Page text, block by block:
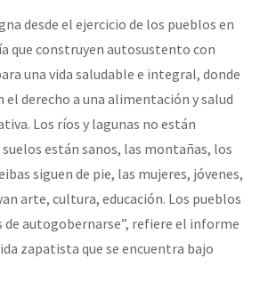
desde el ejercicio de los pueblos en
que construyen autosustento con
una vida saludable e integral, donde
el derecho a una alimentación y salud
Los ríos y lagunas no están
están sanos, las montañas, los
siguen de pie, las mujeres, jóvenes,
arte, cultura, educación. Los pueblos
de autogobernarse”, refiere el informe
zapatista que se encuentra bajo